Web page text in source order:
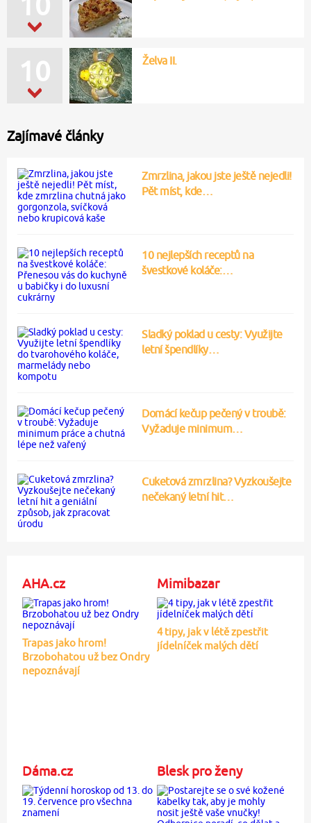
10 Želva II.
Zajímavé články
Zmrzlina, jakou jste ještě nejedli!
Pět míst, kde…
10 nejlepších receptů na
švestkové koláče:…
Sladký poklad u cesty: Využijte
letní špendlíky…
Domácí kečup pečený v troubě:
Vyžaduje minimum…
Cuketová zmrzlina? Vyzkoušejte
nečekaný letní hit…
AHA.cz
Trapas jako hrom!
Brzobohatou už bez Ondry
nepoznávají
Mimibazar
4 tipy, jak v létě zpestřit
jídelníček malých dětí
Dáma.cz Blesk pro ženy